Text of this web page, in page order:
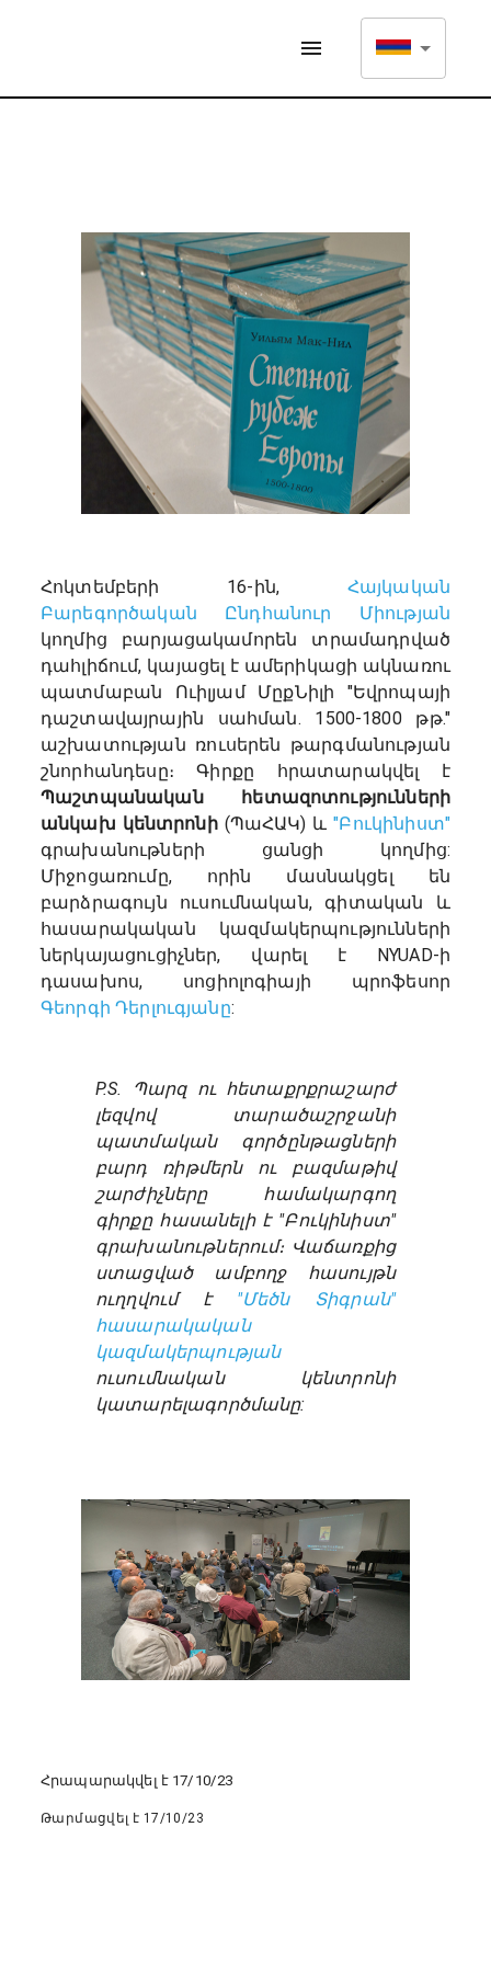
Հոկտեմբերի 16-ին, Հայկական
Բարեգործական Ընդհանուր Միության
կողմից բարյացակամորեն տրամադրված
դահլիճում, կայացել է ամերիկացի ակնառու
պատմաբան Ուիլյամ ՄըքՆիլի "Եվրոպայի
դաշտավայրային սահման. 1500-1800 թթ."
աշխատության ռուսերեն թարգմանության
շնորհանդեսը։ Գիրքը հրատարակվել է
Պաշտպանական հետազոտությունների
անկախ կենտրոնի(ՊաՀԱԿ) և"Բուկինիստ"
գրախանութների ցանցի կողմից:
Միջոցառումը, որին մասնակցել են
բարձրագույն ուսումնական, գիտական և
հասարակական կազմակերպությունների
ներկայացուցիչներ, վարել է NYUAD-ի
դասախոս, սոցիոլոգիայի պրոֆեսոր
Գեորգի Դերլուգյանը:
P.S. Պարզ ու հետաքրքրաշարժ
լեզվով տարածաշրջանի
պատմական գործընթացների
բարդ ռիթմերն ու բազմաթիվ
շարժիչները համակարգող
գիրքը հասանելի է "Բուկինիստ"
գրախանութներում։ Վաճառքից
ստացված ամբողջ հասույթն
ուղղվում է "Մեծն Տիգրան"
հասարակական
կազմակերպության
ուսումնական կենտրոնի
կատարելագործմանը:
Հրապարակվել է 17/10/23
Թարմացվել է 17/10/23